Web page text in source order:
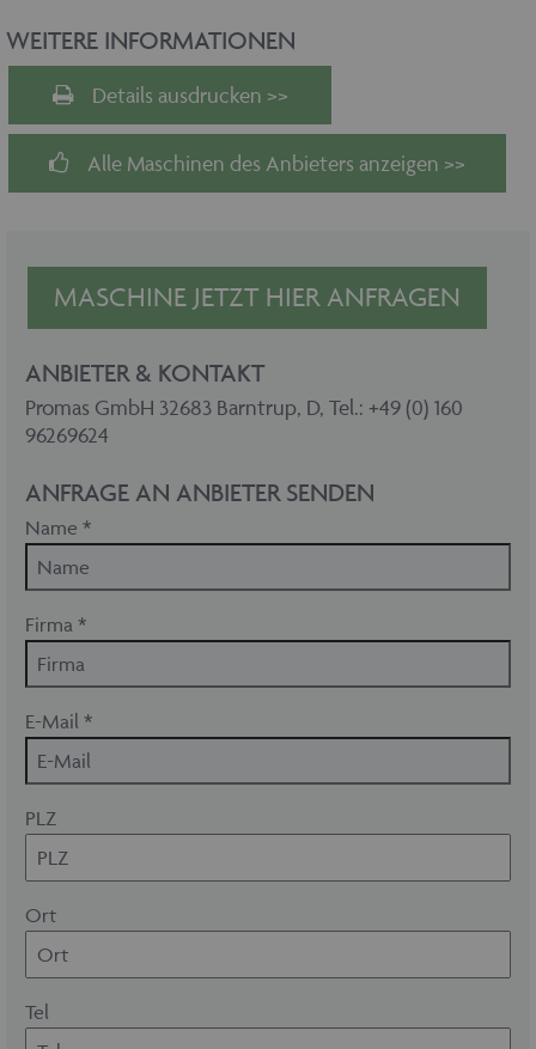
WEITERE INFORMATIONEN
Details ausdrucken >>
Alle Maschinen des Anbieters anzeigen >>
MASCHINE JETZT HIER ANFRAGEN
ANBIETER & KONTAKT
Promas GmbH 32683 Barntrup, D, Tel.: +49 (0) 160
96269624
ANFRAGE AN ANBIETER SENDEN
Name *
Firma *
E-Mail *
PLZ
Ort
Tel